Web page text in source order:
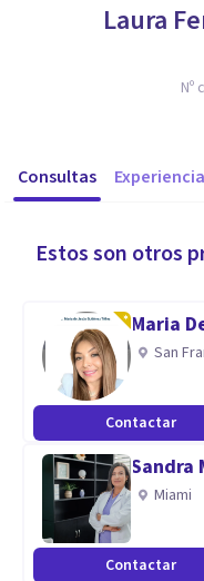
Laura
Nº
Consultas Experiencia
Estos son otros
Maria
San
Contactar
Sandra
Miami
Contactar